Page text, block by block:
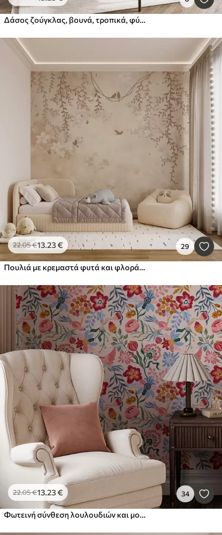
Δάσος ζούγκλας, βουνά, τροπικά, φύση, μεγάλα δέντρα, καφέ χρώματα
22.05€13.23€ 29
Πουλιά με κρεμαστά φυτά και φλοράλ μοτίβο σε ανοιχτές μπεζ-κρεμ αποχρώσεις
22.05€13.23€ 34
Φωτεινή σύνθεση λουλουδιών και μούρων με παπαγάλους